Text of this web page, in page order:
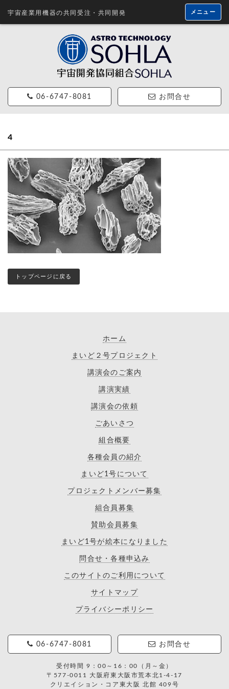
宇宙産業用機器の共同受注・共同開発 メニュー
06-6747-8081 お問合せ
4
トップページに戻る
ホーム
まいど２号プロジェクト
講演会のご案内
講演実績
講演会の依頼
ごあいさつ
組合概要
各種会員の紹介
まいど1号について
プロジェクトメンバー募集
組合員募集
賛助会員募集
まいど1号が絵本になりました
問合せ・各種申込み
このサイトのご利用について
サイトマップ
プライバシーポリシー
06-6747-8081 お問合せ
受付時間 9：00～16：00（月～金）
〒577-0011 大阪府東大阪市荒本北1-4-17
クリエイション・コア東大阪 北館 409号